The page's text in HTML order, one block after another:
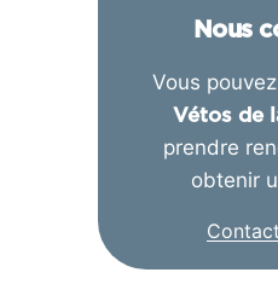
Nous
Vous
Vétos de
prendre
obtenir